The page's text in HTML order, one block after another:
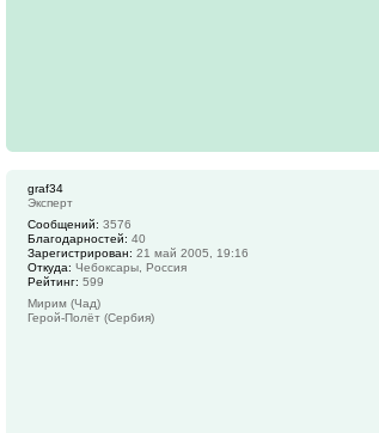
graf34
Эксперт
Сообщений: 3576
Благодарностей: 40
Зарегистрирован: 21 май 2005, 19:16
Откуда: Чебоксары, Россия
Рейтинг: 599
Мирим (Чад)
Герой-Полёт (Сербия)